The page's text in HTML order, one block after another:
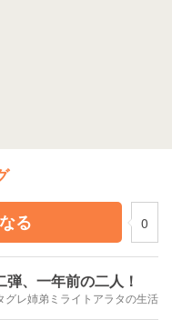
る
0
、一年前の二人！
グレ姉弟ミライトアラタの生活